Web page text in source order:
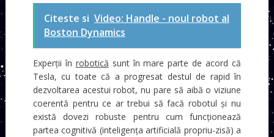
Citeste si Video: Handle - noul robot al
Boston Dynamics
Experții în robotică sunt în mare parte de acord că
Tesla, cu toate că a progresat destul de rapid în
dezvoltarea acestui robot, nu pare să aibă o viziune
coerentă pentru ce ar trebui să facă robotul și nu
există dovezi robuste pentru cum funcționează
partea cognitivă (inteligența artificială propriu-zisă) a